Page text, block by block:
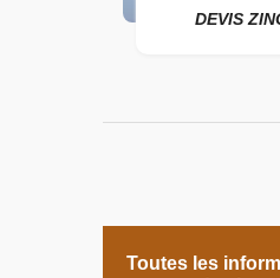
DEVIS
Toutes les